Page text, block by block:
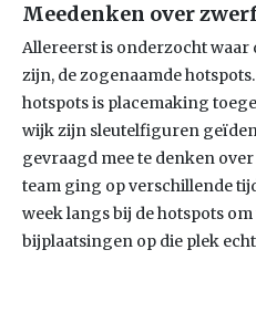
Meedenken over
Allereerst is onderzocht waar
zijn, de zogenaamde
hotspots is placemaking
wijk zijn sleutelfiguren
gevraagd mee te denken
team ging op verschillende
week langs bij de hotspots
bijplaatsingen op die plek